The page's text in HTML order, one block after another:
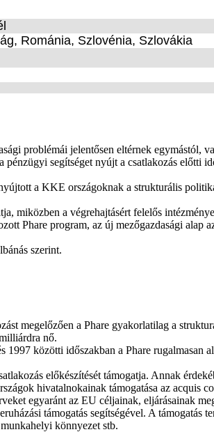
Románia, Szlovénia, Szlovákia
problémái jelentősen eltérnek egymástól,
segítséget nyújt a csatlakozás előtti
a KKE országoknak a strukturális
miközben a végrehajtásért felelős
Phare program, az új mezőgazdasági alap
szerint.
megelőzően a Phare gyakorlatilag a
nő.
1997 közötti időszakban a Phare rugalmasan
előkészítését támogatja. Annak
hivatalnokainak támogatása az acquis
egyaránt az EU céljainak, eljárásainak
támogatás segítségével. A támogatás
könnyezet stb.